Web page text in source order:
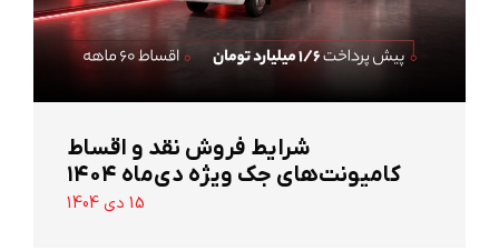
شرایط فروش نقد و اقساط
کامیونت‌های جک ویژه دی‌ماه ۱۴۰۴
15 دی 1404